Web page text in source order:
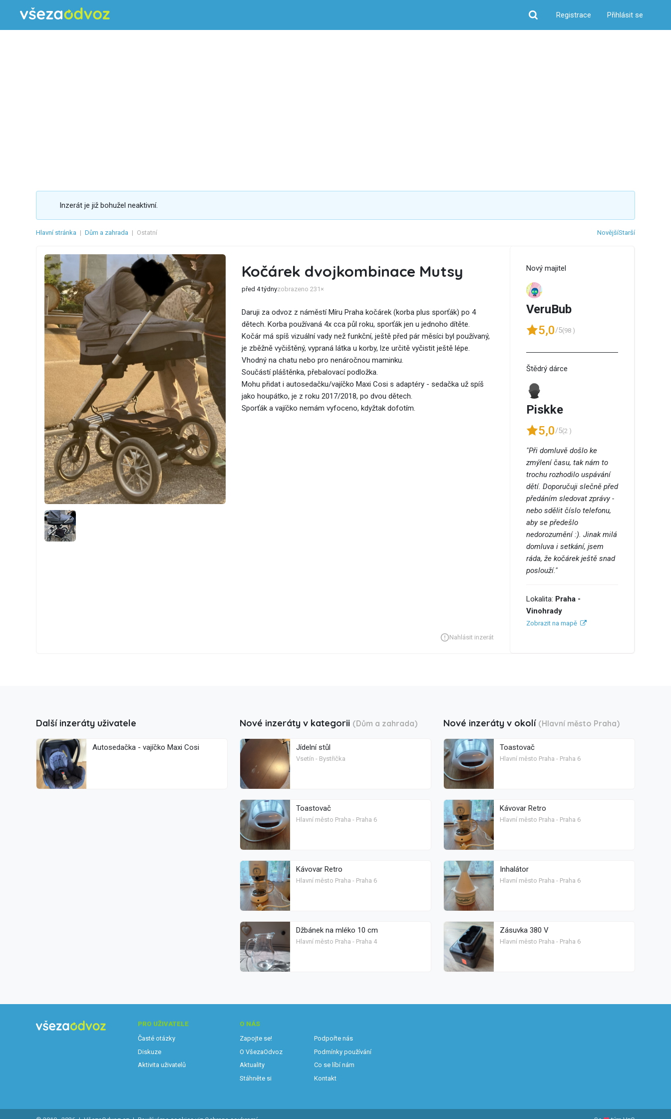
Hledat
Registrace Přihlásit se
Inzerát je již bohužel neaktivní.
Hlavní stránka | Dům a zahrada | Ostatní NovějšíStarší
Kočárek dvojkombinace Mutsy
před 4 týdnyzobrazeno 231×
Daruji za odvoz z náměstí Míru Praha kočárek (korba plus sporťák) po 4
dětech. Korba používaná 4x cca půl roku, sporťák jen u jednoho dítěte.
Kočár má spíš vizuální vady než funkční, ještě před pár měsíci byl používaný,
je zběžně vyčištěný, vypraná látka u korby, lze určitě vyčistit ještě lépe.
Vhodný na chatu nebo pro nenáročnou maminku.
Součástí pláštěnka, přebalovací podložka.
Mohu přidat i autosedačku/vajíčko Maxi Cosi s adaptéry - sedačka už spíš
jako houpátko, je z roku 2017/2018, po dvou dětech.
Sporťák a vajíčko nemám vyfoceno, kdyžtak dofotím.
Nahlásit inzerát
Nový majitel
VeruBub
5,0/5(98 )
Štědrý dárce
Piskke
5,0/5(2 )
"Při domluvě došlo ke
zmýlení času, tak nám to
trochu rozhodilo uspávání
dětí. Doporučuji slečně před
předáním sledovat zprávy -
nebo sdělit číslo telefonu,
aby se předešlo
nedorozumění :). Jinak milá
domluva i setkání, jsem
ráda, že kočárek ještě snad
poslouží."
Lokalita: Praha -
Vinohrady
Zobrazit na mapě
Další inzeráty uživatele
Autosedačka - vajíčko Maxi Cosi
Nové inzeráty v kategorii (Dům a zahrada)
Jídelní stůl
Vsetín - Bystřička
Toastovač
Hlavní město Praha - Praha 6
Kávovar Retro
Hlavní město Praha - Praha 6
Džbánek na mléko 10 cm
Hlavní město Praha - Praha 4
Nové inzeráty v okolí (Hlavní město Praha)
Toastovač
Hlavní město Praha - Praha 6
Kávovar Retro
Hlavní město Praha - Praha 6
Inhalátor
Hlavní město Praha - Praha 6
Zásuvka 380 V
Hlavní město Praha - Praha 6
PRO UŽIVATELE
Časté otázky
Diskuze
Aktivita uživatelů
O NÁS
Zapojte se!
O VšezaOdvoz
Aktuality
Stáhněte si
Podpořte nás
Podmínky používání
Co se líbí nám
Kontakt